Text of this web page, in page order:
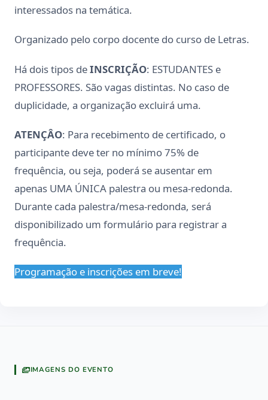
interessados na temática.
Organizado pelo corpo docente do curso de Letras.
Há dois tipos deINSCRIÇÃO: ESTUDANTES e
PROFESSORES. São vagas distintas. No caso de
duplicidade, a organização excluirá uma.
ATENÇÂO: Para recebimento de certificado, o
participante deve ter no mínimo 75% de
frequência, ou seja, poderá se ausentar em
apenas UMA ÚNICA palestra ou mesa-redonda.
Durante cada palestra/mesa-redonda, será
disponibilizado um formulário para registrar a
frequência.
Programação e inscrições em breve!
IMAGENS DO EVENTO